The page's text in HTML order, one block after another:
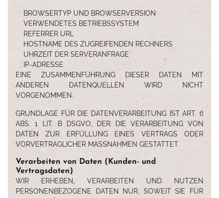
BROWSERTYP UND BROWSERVERSION
VERWENDETES BETRIEBSSYSTEM
REFERRER URL
HOSTNAME DES ZUGREIFENDEN RECHNERS
UHRZEIT DER SERVERANFRAGE
IP-ADRESSE
EINE ZUSAMMENFÜHRUNG DIESER DATEN MIT
ANDEREN DATENQUELLEN WIRD NICHT
VORGENOMMEN.
GRUNDLAGE FÜR DIE DATENVERARBEITUNG IST ART. 6
ABS. 1 LIT. B DSGVO, DER DIE VERARBEITUNG VON
DATEN ZUR ERFÜLLUNG EINES VERTRAGS ODER
VORVERTRAGLICHER MASSNAHMEN GESTATTET.
Verarbeiten von Daten (Kunden- und
Vertragsdaten)
WIR ERHEBEN, VERARBEITEN UND NUTZEN
PERSONENBEZOGENE DATEN NUR, SOWEIT SIE FÜR